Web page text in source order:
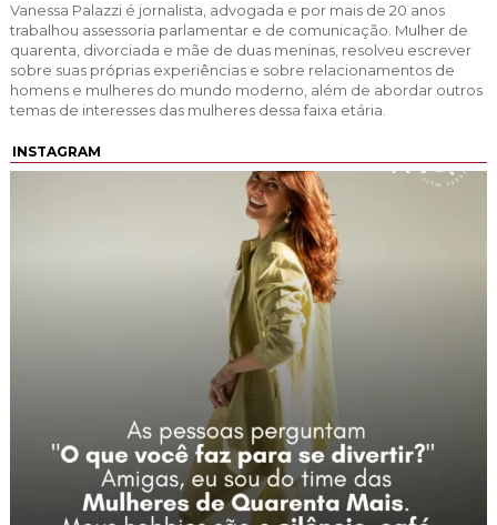
Vanessa Palazzi é jornalista, advogada e por mais de 20 anos
trabalhou assessoria parlamentar e de comunicação. Mulher de
quarenta, divorciada e mãe de duas meninas, resolveu escrever
sobre suas próprias experiências e sobre relacionamentos de
homens e mulheres do mundo moderno, além de abordar outros
temas de interesses das mulheres dessa faixa etária.
INSTAGRAM